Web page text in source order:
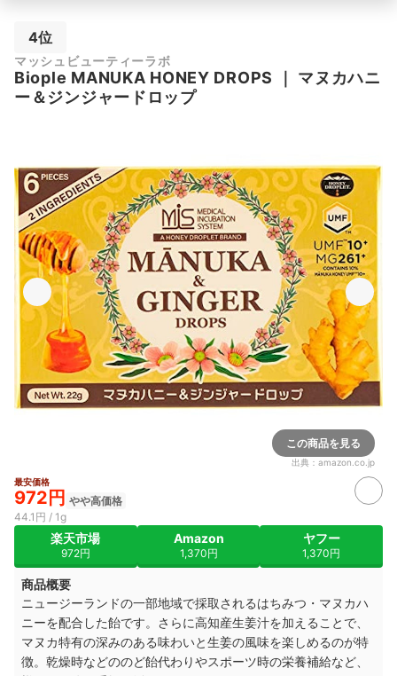
4位
マッシュビューティーラボ
Biople MANUKA HONEY DROPS
マヌカハニ
ー＆ジンジャードロップ
この商品を見る
出典： amazon.co.jp
最安価格
972円 やや高価格
44.1円 / 1g
楽天市場
972円
Amazon
1,370円
ヤフー
1,370円
商品概要
ニュージーランドの一部地域で採取されるはちみつ・マヌカハ
ニーを配合した飴です。さらに高知産生姜汁を加えることで、
マヌカ特有の深みのある味わいと生姜の風味を楽しめるのが特
徴。乾燥時などののど飴代わりやスポーツ時の栄養補給など、